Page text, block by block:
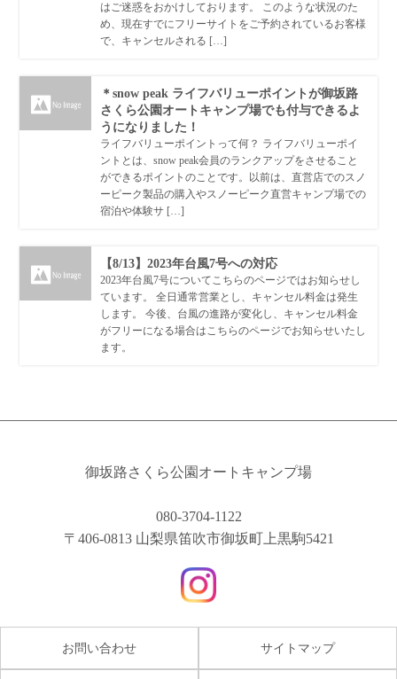
はご迷惑をおかけしております。 このような状況のた
め、現在すでにフリーサイトをご予約されているお客様
で、キャンセルされる […]
＊snow peak ライフバリューポイントが御坂路
さくら公園オートキャンプ場でも付与できるよ
うになりました！
ライフバリューポイントって何？ ライフバリューポイ
ントとは、snow peak会員のランクアップをさせること
ができるポイントのことです。以前は、直営店でのスノ
ーピーク製品の購入やスノーピーク直営キャンプ場での
宿泊や体験サ […]
【8/13】2023年台風7号への対応
2023年台風7号についてこちらのページではお知らせし
ています。 全日通常営業とし、キャンセル料金は発生
します。 今後、台風の進路が変化し、キャンセル料金
がフリーになる場合はこちらのページでお知らせいたし
ます。
御坂路さくら公園オートキャンプ場
080-3704-1122
〒406-0813 山梨県笛吹市御坂町上黒駒5421
お問い合わせ サイトマップ